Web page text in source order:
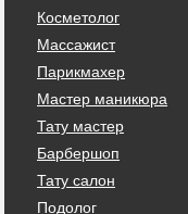
Косметолог
Массажист
Парикмахер
Мастер маникюра
Тату мастер
Барбершоп
Тату салон
Подолог